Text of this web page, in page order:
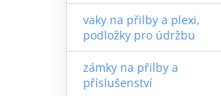
vaky na přilby a plexi,
podložky pro údržbu
zámky na přilby a
příslušenství